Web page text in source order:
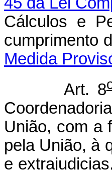
Cálculos e
Medida
Art. 8
União, com a
pela União, à
e